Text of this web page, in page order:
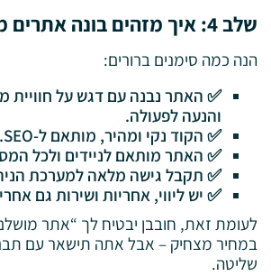
שלב 4: איך מזהים בונה אתרים מקצועי באמת?
הנה כמה סימנים ברורים:
והנעה לפעולה.
✅ הקוד נקי ומהיר, מותאם ל-SEO.
✅ האתר מותאם לניידים ולכל
✅ תקבל גישה מלאה למערכת
✅ יש ליווי, אחריות ושירות גם
לעומת זאת, חובבן יבטיח לך “אתר
במחיר מצחיק – אבל אתה תישאר עם
שליטה.